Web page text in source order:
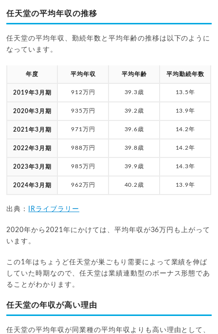
任天堂の平均年収の推移
任天堂の平均年収、勤続年数と平均年齢の推移は以下のように
なっています。
年度 平均年収 平均年齢 平均勤続年数
2019年3月期 912万円 39.3歳 13.5年
2020年3月期 935万円 39.2歳 13.9年
2021年3月期 971万円 39.6歳 14.2年
2022年3月期 988万円 39.8歳 14.2年
2023年3月期 985万円 39.9歳 14.3年
2024年3月期 962万円 40.2歳 13.9年
出典： IRライブラリー
2020年から2021年にかけては、平均年収が36万円も上がって
います。
この1年はちょうど任天堂が巣ごもり需要によって業績を伸ば
していた時期なので、任天堂は業績連動型のボーナス形態であ
ることがわかります。
任天堂の年収が高い理由
任天堂の平均年収が同業種の平均年収よりも高い理由として、